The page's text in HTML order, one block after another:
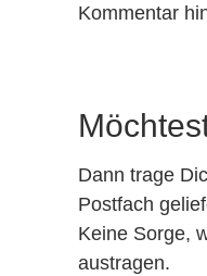
Kommentar
Dann trage
Postfach
Keine Sorge,
austragen.